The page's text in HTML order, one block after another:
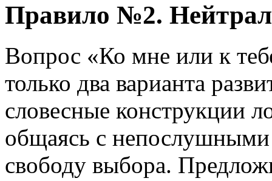
Правило №2.
Вопрос «Ко мне или к
только два варианта
словесные конструкции
общаясь с
свободу выбора.